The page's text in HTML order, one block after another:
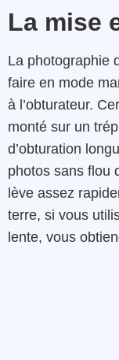
La mise
La photographie
faire en mode
à l’obturateur.
monté sur un
d’obturation
photos sans flou
lève assez
terre, si vous
lente, vous